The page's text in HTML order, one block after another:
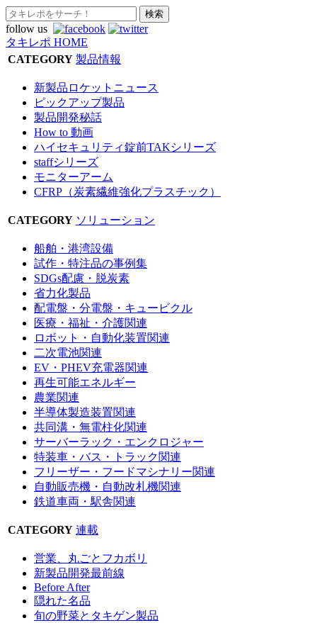
follow us
タキレポ HOME
CATEGORY 製品情報
新製品ロケットニュース
ピックアップ製品
製品開発秘話
How to 動画
ハイセキュリティ錠前TAKシリーズ
staffシリーズ
モニターアーム
CFRP（炭素繊維強化プラスチック）
CATEGORY ソリューション
船舶・港湾設備
試作・特注品の事例集
SDGs配慮・脱炭素
省力化製品
配電盤・分電盤・キュービクル
医療・福祉・介護関連
ロボット・自動化装置関連
二次電池関連
EV・PHEV充電器関連
再生可能エネルギー
農業関連
半導体製造装置関連
共同溝・無電柱化関連
サーバーラック・エンクロジャー
特装車・バス・トラック関連
フリーザー・フードマシナリー関連
自動販売機・自動改札機関連
鉄道車両・駅舎関連
CATEGORY 連載
営業、丸ごとフカボリ
新製品開発最前線
Before After
隠れた名品
旬の野菜とタキゲン製品